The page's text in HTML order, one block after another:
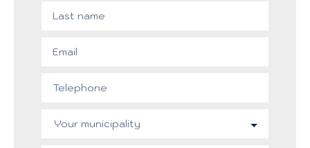
Last name
Email
Telephone
Your municipality